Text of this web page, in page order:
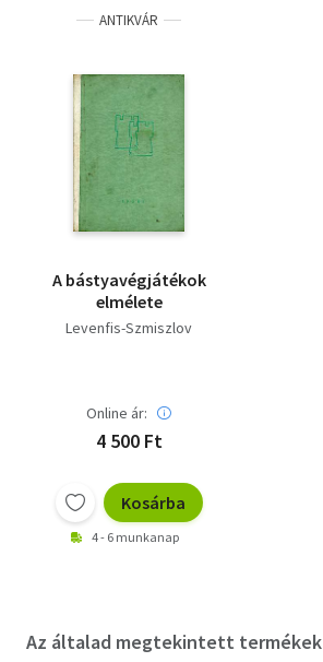
ANTIKVÁR
A bástyavégjátékok
elmélete
Levenfis-Szmiszlov
Online ár:
4 500 Ft
Kosárba
4 - 6 munkanap
Az általad megtekintett termékek